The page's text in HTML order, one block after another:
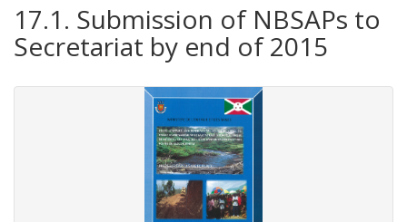
17.1. Submission of NBSAPs to
Secretariat by end of 2015